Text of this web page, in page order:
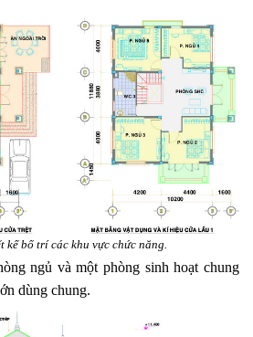
kế bố trí các khu vực chức năng.
ngủ và một phòng sinh hoạt chung
dùng chung.